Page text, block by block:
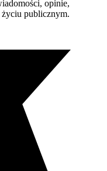
opinie,
życiu publicznym.